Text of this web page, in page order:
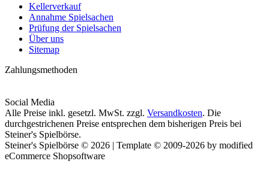
Kellerverkauf
Annahme Spielsachen
Prüfung der Spielsachen
Über uns
Sitemap
Zahlungsmethoden
Social Media
Alle Preise inkl. gesetzl. MwSt. zzgl. Versandkosten. Die
durchgestrichenen Preise entsprechen dem bisherigen Preis bei
Steiner's Spielbörse.
Steiner's Spielbörse © 2026 | Template © 2009-2026 by modified
eCommerce Shopsoftware